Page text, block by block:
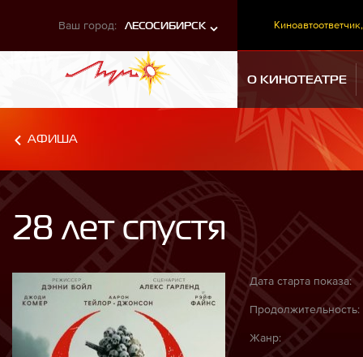
Ваш город: ЛЕСОСИБИРСК Киноавтоответчик,
О КИНОТЕАТРЕ
АФИША
28 лет спустя
Дата старта показа:
Продолжительность:
Жанр: